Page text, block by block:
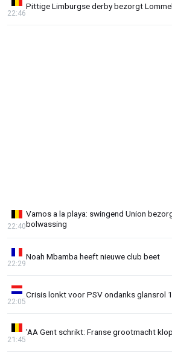
Pittige Limburgse derby bezorgt
22:46
Vamos a la playa: swingend Union
bolwassing
22:40
Noah Mbamba heeft nieuwe club beet
22:29
Crisis lonkt voor PSV ondanks glansrol
22:05
'AA Gent schrikt: Franse grootmacht
21:45